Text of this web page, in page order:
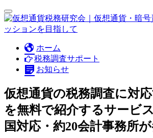
ナ
ビ
ゲ
り
替
え
ツ
へ
ス
キ
ッ
ホーム
税務調査サポート
お知らせ
仮想通貨の税務調査に対
を無料で紹介するサービ
国対応・約20会計事務所